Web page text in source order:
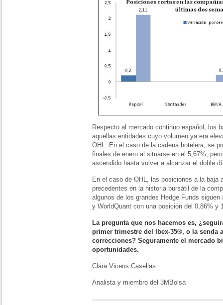
Respecto al mercado continuo español, los
aquellas entidades cuyo volumen ya era
OHL. En el caso de la cadena hotelera, se
finales de enero al situarse en el 5,67%,
ascendido hasta volver a alcanzar el doble
En el caso de OHL, las posiciones a la baja
precedentes en la historia bursátil de la
algunos de los grandes Hedge Funds
y WorldQuant con una posición del 0,86% y
La pregunta que nos hacemos es,
primer trimestre del Ibex-35®, o la senda
correcciones? Seguramente el mercado
oportunidades.
Clara Vicens Casellas
Analista y miembro del 3MBolsa